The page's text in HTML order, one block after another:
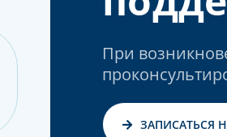
При
ЗАПИСАТЬСЯ